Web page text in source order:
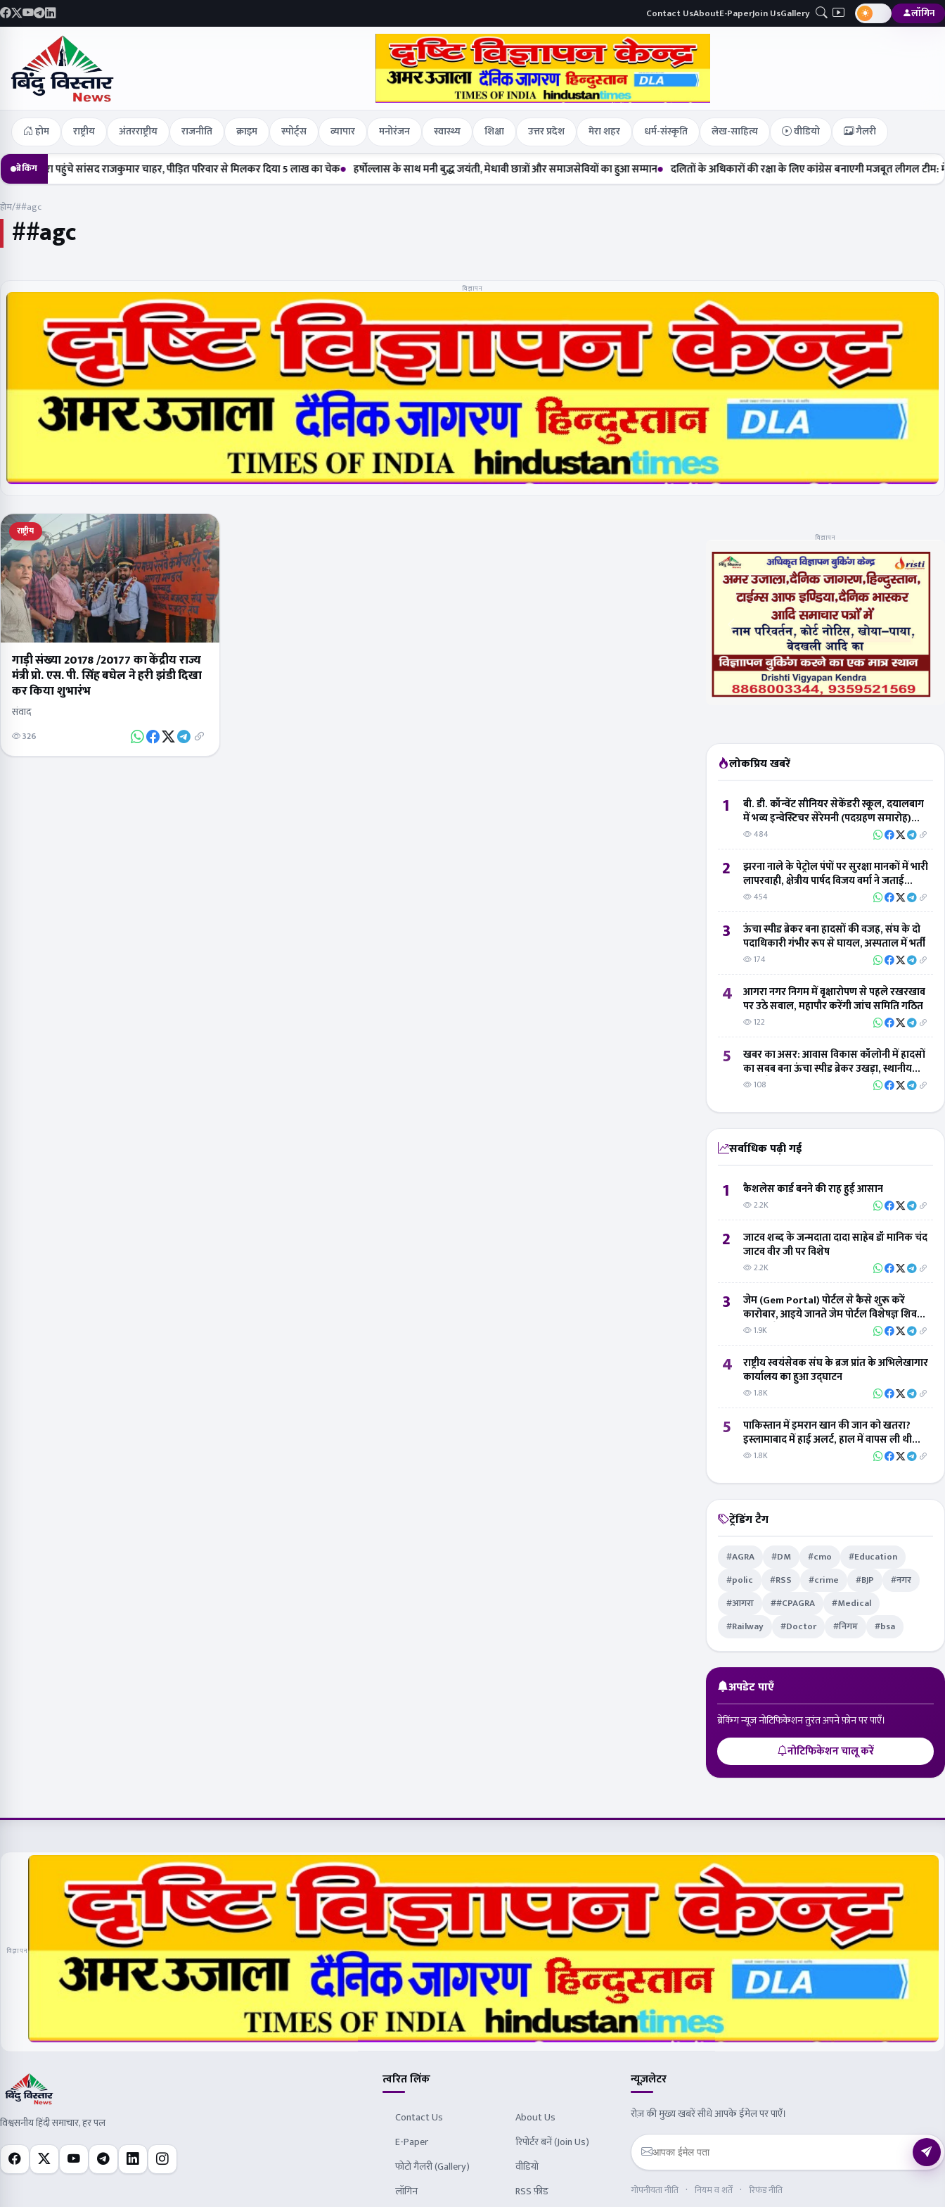
Contact UsAboutE-PaperJoin UsGallery लॉगिन
होम राष्ट्रीय अंतरराष्ट्रीय राजनीति क्राइम स्पोर्ट्स व्यापार मनोरंजन स्वास्थ्य शिक्षा उत्तर प्रदेश मेरा शहर धर्म-संस्कृति लेख-साहित्य वीडियो गैलरी
ब्रेकिंग
पहुंचे सांसद राजकुमार चाहर, पीड़ित परिवार से मिलकर दिया 5 लाख का चेक हर्षोल्लास के साथ मनी बुद्ध जयंती, मेधावी छात्रों और समाजसेवियों का हुआ सम्मान दलितों के अधिकारों की रक्षा के लिए कांग्रेस बनाएगी मजबूत लीगल टीम: मेघा सेहरा
होम/##agc
##agc
विज्ञापन
राष्ट्रीय
गाड़ी संख्या 20178 /20177 का केंद्रीय राज्य
मंत्री प्रो. एस. पी. सिंह बघेल ने हरी झंडी दिखा
कर किया शुभारंभ
संवाद
326
विज्ञापन
लोकप्रिय खबरें
1
बी. डी. कॉन्वेंट सीनियर सेकेंडरी स्कूल, दयालबाग
में भव्य इन्वेस्टिचर सेरेमनी (पदग्रहण समारोह)
संपन्न
484
2
झरना नाले के पेट्रोल पंपों पर सुरक्षा मानकों में भारी
लापरवाही, क्षेत्रीय पार्षद विजय वर्मा ने जताई
नाराजगी
454
3
ऊंचा स्पीड ब्रेकर बना हादसों की वजह, संघ के दो
पदाधिकारी गंभीर रूप से घायल, अस्पताल में भर्ती
174
4
आगरा नगर निगम में वृक्षारोपण से पहले रखरखाव
पर उठे सवाल, महापौर करेंगी जांच समिति गठित
122
5
खबर का असर: आवास विकास कॉलोनी में हादसों
का सबब बना ऊंचा स्पीड ब्रेकर उखड़ा, स्थानीय
लोगों ने 'बिंदु विस्तार न्यूज' का जताया आभार
108
सर्वाधिक पढ़ी गई
1 कैशलेस कार्ड बनने की राह हुई आसान
2.2K
2
जाटव शब्द के जन्मदाता दादा साहेब डॉ मानिक चंद
जाटव वीर जी पर विशेष
2.2K
3
जेम (Gem Portal) पोर्टल से कैसे शुरू करें
कारोबार, आइये जानते जेम पोर्टल विशेषज्ञ शिवम्
तिवारी से
1.9K
4
राष्ट्रीय स्वयंसेवक संघ के ब्रज प्रांत के अभिलेखागार
कार्यालय का हुआ उद्घाटन
1.8K
5
पाकिस्तान में इमरान खान की जान को खतरा?
इस्लामाबाद में हाई अलर्ट, हाल में वापस ली थी
सुरक्षा
1.8K
ट्रेंडिंग टैग
#AGRA #DM #cmo
#Education
#polic
#RSS #crime #BJP
#नगर
#आगरा
##CPAGRA
#Medical
#Railway
#Doctor #निगम #bsa
अपडेट पाएँ
ब्रेकिंग न्यूज़ नोटिफिकेशन तुरंत अपने फ़ोन पर पाएँ।
नोटिफिकेशन चालू करें
विज्ञापन
विश्वसनीय हिंदी समाचार, हर पल
त्वरित लिंक
Contact Us
About Us
E-Paper
रिपोर्टर बनें (Join Us)
फोटो गैलरी (Gallery)
वीडियो
लॉगिन
RSS फ़ीड
न्यूज़लेटर
रोज़ की मुख्य खबरें सीधे आपके ईमेल पर पाएँ।
गोपनीयता नीति नियम व शर्तें रिफंड नीति